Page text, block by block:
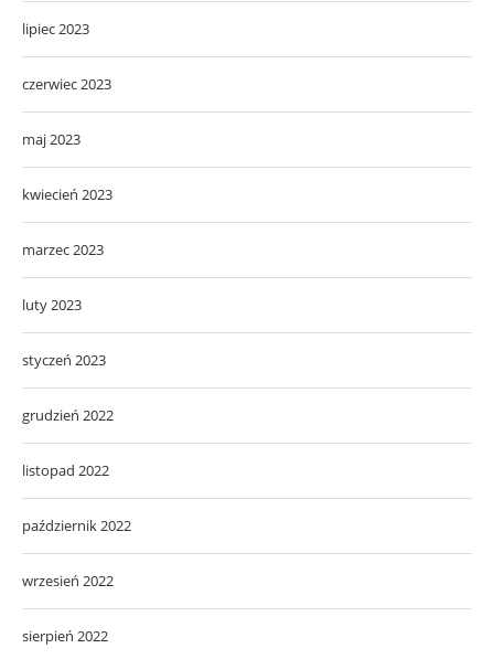
lipiec 2023
czerwiec 2023
maj 2023
kwiecień 2023
marzec 2023
luty 2023
styczeń 2023
grudzień 2022
listopad 2022
październik 2022
wrzesień 2022
sierpień 2022